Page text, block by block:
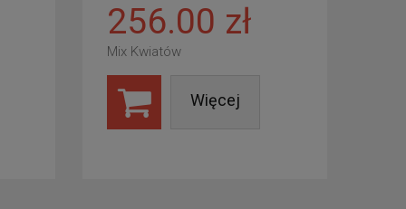
256.00 zł
Mix Kwiatów
Więcej